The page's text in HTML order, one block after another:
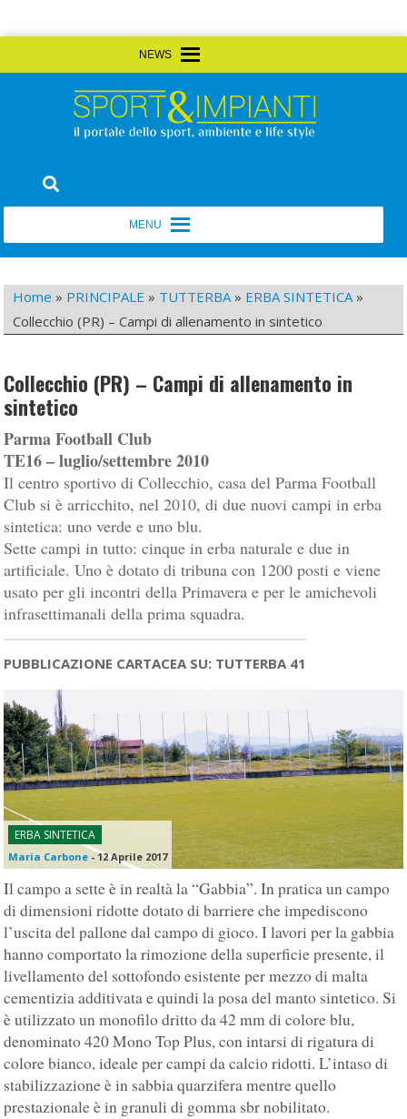
to
Sport&Impianti
Home » PRINCIPALE » TUTTERBA» ERBA SINTETICA»
Collecchio (PR) – Campi di allenamento in sintetico
Collecchio (PR) – Campi di allenamento in
sintetico
Parma Football Club
TE16 – luglio/settembre 2010
Il centro sportivo di Collecchio, casa del Parma Football
Club si è arricchito, nel 2010, di due nuovi campi in erba
sintetica: uno verde e uno blu.
Sette campi in tutto: cinque in erba naturale e due in
artificiale. Uno è dotato di tribuna con 1200 posti e viene
usato per gli incontri della Primavera e per le amichevoli
infrasettimanali della prima squadra.
PUBBLICAZIONE CARTACEA SU: TUTTERBA 41
ERBA SINTETICA
Maria Carbone -12 Aprile 2017
Il campo a sette è in realtà la “Gabbia”. In pratica un campo
di dimensioni ridotte dotato di barriere che impediscono
l’uscita del pallone dal campo di gioco. I lavori per la gabbia
hanno comportato la rimozione della superficie presente, il
livellamento del sottofondo esistente per mezzo di malta
cementizia additivata e quindi la posa del manto sintetico. Si
è utilizzato un monofilo dritto da 42 mm di colore blu,
denominato 420 Mono Top Plus, con intarsi di rigatura di
colore bianco, ideale per campi da calcio ridotti. L’intaso di
stabilizzazione è in sabbia quarzifera mentre quello
prestazionale è in granuli di gomma sbr nobilitato.